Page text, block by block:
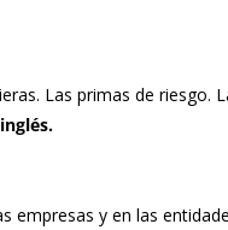
Las primas de riesgo.
empresas y en las